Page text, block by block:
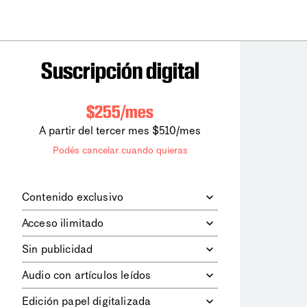
Suscripción digital
$255/mes
A partir del tercer mes $510/mes
Podés cancelar cuando quieras
Contenido exclusivo
digitales dela diaria
los contenidos de Le Monde
diplomatique.
Acceso ilimitado
contenidos.
Sin publicidad
publicitarios.
Audio con artículos leídos
Edición papel digitalizada